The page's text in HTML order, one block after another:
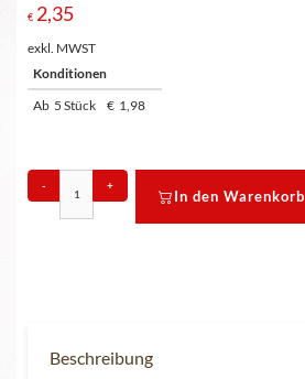
€ 2,35
exkl. MWST
Konditionen
Ab 5 Stück € 1,98
- +
In den Warenkorb
Beschreibung